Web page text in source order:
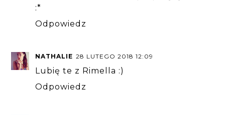
:*
Odpowiedz
NATHALIE 28 LUTEGO 2018 12:09
Lubię te z Rimella :)
Odpowiedz